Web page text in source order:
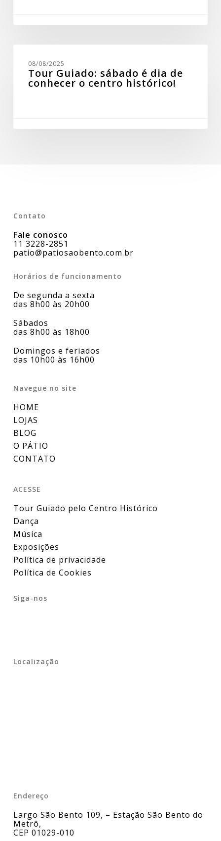
Pátio
sábado
histórico!
08/08/2025
Tour Guiado: sábado é dia de
conhecer o centro histórico!
Contato
Fale conosco
11 3228-2851
patio@patiosaobento.com.br
Horários de funcionamento
De segunda a sexta
das 8h00 às 20h00
Sábados
das 8h00 às 18h00
Domingos e feriados
das 10h00 às 16h00
Navegue no site
HOME
LOJAS
BLOG
O PÁTIO
CONTATO
ACESSE
Tour Guiado pelo Centro Histórico
Dança
Música
Exposições
Política de privacidade
Política de Cookies
Siga-nos
Localização
Endereço
Largo São Bento 109, – Estação São Bento do
Metrô,
CEP 01029-010